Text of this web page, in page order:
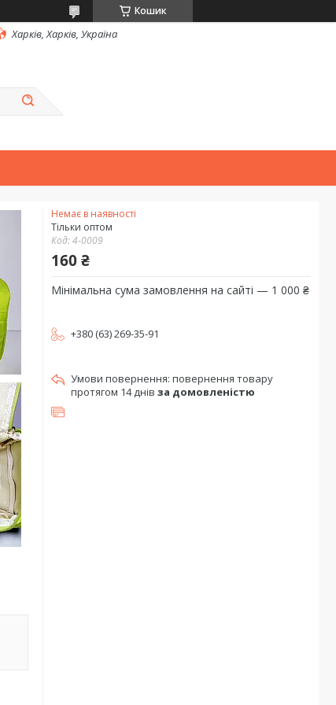
Кошик
Харків, Харків, Україна
Немає в наявності
Тільки оптом
Код:4-0009
160 ₴
Мінімальна сума замовлення на сайті — 1 000 ₴
+380 (63) 269-35-91
повернення товару
протягом 14 днів за домовленістю